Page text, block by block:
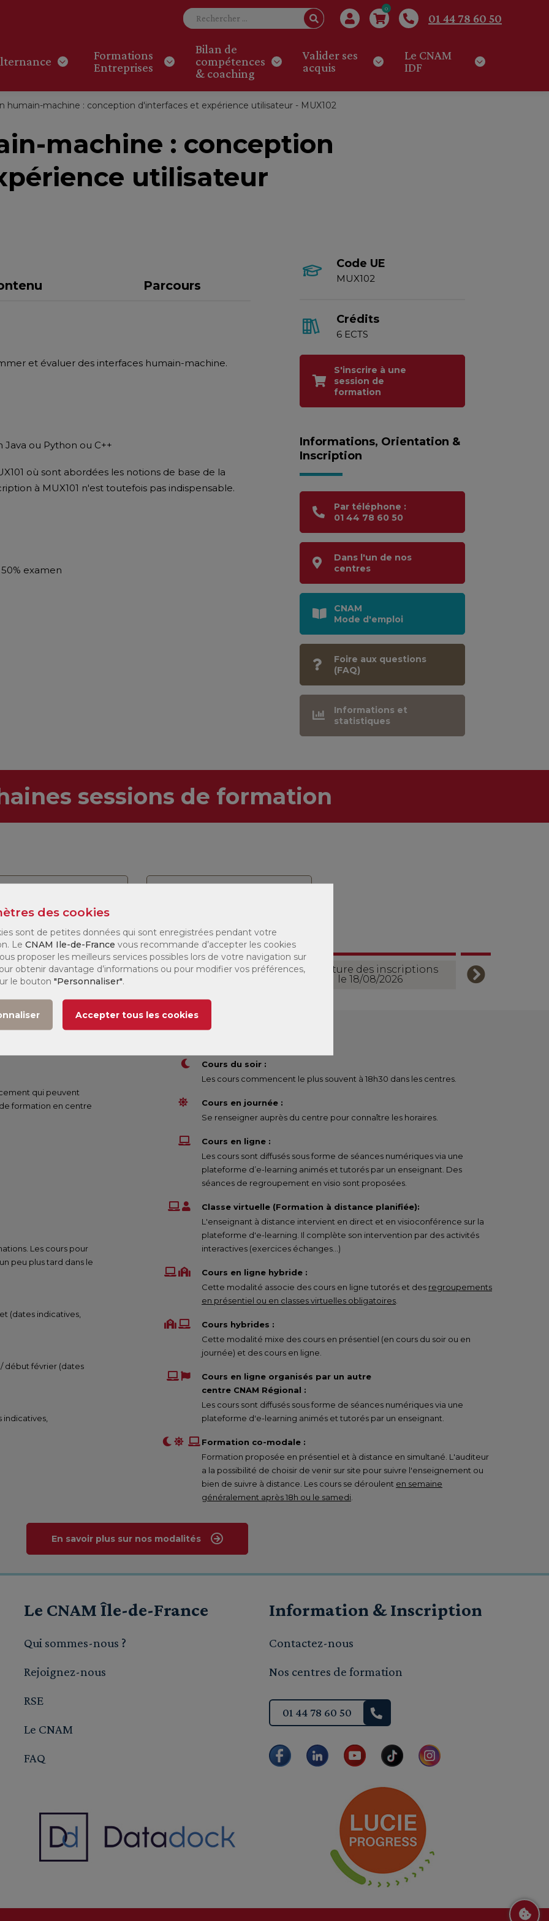
0
01 44 78 60 50
Formations
Entreprises
Bilan de
compétences
& coaching
Valider ses
acquis
Le CNAM
IDF
humain-machine : conception d'interfaces et expérience utilisateur - MUX102
machine : conception
utilisateur
Parcours
et évaluer des interfaces humain-machine.
ou Python ou C++
où sont abordées les notions de base de la
à MUX101 n'est toutefois pas indispensable.
examen
Code UE
MUX102
Crédits
6 ECTS
S'inscrire à une
session de
formation
Informations, Orientation &
Inscription
Par téléphone :
01 44 78 60 50
Dans l'un de nos
centres
CNAM
Mode d'emploi
Foire aux questions
(FAQ)
Informations et
statistiques
sessions de formation
Jours de
formation
Modalité Tarif
2 207 €(1)
Ouverture des inscriptions
le 18/08/2026
qui peuvent
formation en centre
Les cours pour
peu plus tard dans le
(dates indicatives,
début février (dates
Cours du soir :
Les cours commencent le plus souvent à 18h30 dans les centres.
Cours en journée :
Se renseigner auprès du centre pour connaître les horaires.
Cours en ligne :
Les cours sont diffusés sous forme de séances numériques via une
plateforme d’e-learning animés et tutorés par un enseignant. Des
séances de regroupement en visio sont proposées.
Classe virtuelle (Formation à distance planifiée):
L'enseignant à distance intervient en direct et en visioconférence sur la
plateforme d'e-learning. Il complète son intervention par des activités
interactives (exercices échanges…)
Cours en ligne hybride :
Cette modalité associe des cours en ligne tutorés et des regroupements
en présentiel ou en classes virtuelles obligatoires
Cours hybrides :
Cette modalité mixe des cours en présentiel (en cours du soir ou en
journée) et des cours en ligne.
Cours en ligne organisés par un autre
centre CNAM Régional :
Les cours sont diffusés sous forme de séances numériques via une
plateforme d'e-learning animés et tutorés par un enseignant.
Formation co-modale :
Formation proposée en présentiel et à distance en simultané. L'auditeur
a la possibilité de choisir de venir sur site pour suivre l'enseignement ou
bien de suivre à distance. Les cours se déroulent en semaine
généralement après 18h ou le samedi
En savoir plus sur nos modalités
Le CNAM Île-de-France
Qui sommes-nous ?
Rejoignez-nous
RSE
Le CNAM
FAQ
Information & Inscription
Contactez-nous
Nos centres de formation
01 44 78 60 50
des cookies
sont de petites données qui sont enregistrées pendant votre
Le CNAM Ile-de-France vous recommande d’accepter les cookies
proposer les meilleurs services possibles lors de votre navigation sur
obtenir davantage d’informations ou pour modifier vos préférences,
le bouton "Personnaliser".
Accepter tous les cookies